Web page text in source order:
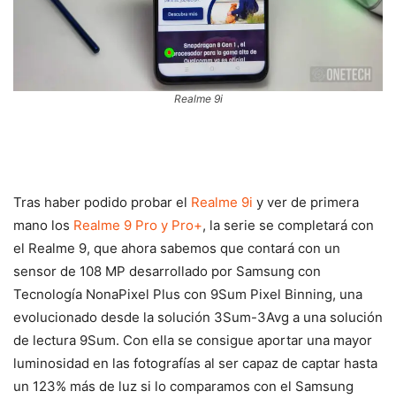
Realme 9i
Tras haber podido probar el Realme 9i y ver de primera
mano los Realme 9 Pro y Pro+, la serie se completará con
el Realme 9, que ahora sabemos que contará con un
sensor de 108 MP desarrollado por Samsung con
Tecnología NonaPixel Plus con 9Sum Pixel Binning, una
evolucionado desde la solución 3Sum-3Avg a una solución
de lectura 9Sum. Con ella se consigue aportar una mayor
luminosidad en las fotografías al ser capaz de captar hasta
un 123% más de luz si lo comparamos con el Samsung